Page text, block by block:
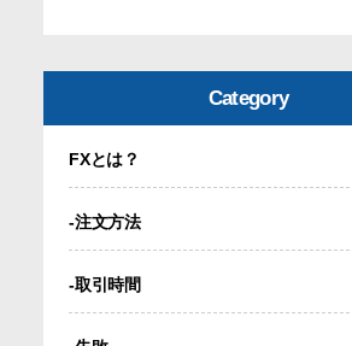
Category
FXとは？
-注文方法
-取引時間